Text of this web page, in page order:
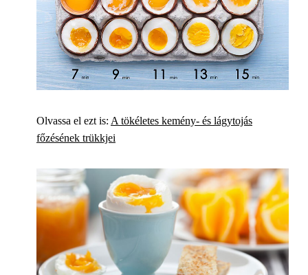
Olvassa el ezt is: A tökéletes kemény- és lágytojás
főzésének trükkjei